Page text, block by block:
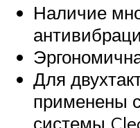
Наличие
Для
применены
системы